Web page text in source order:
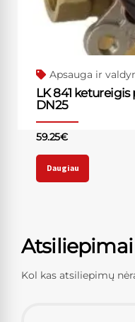
Apsauga ir
LK 841
DN25
59.25€
Daugiau
Atsiliepimai
Kol kas atsiliepimų